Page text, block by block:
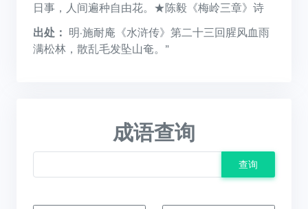
日事，人间遍种自由花。★陈毅《梅岭三章》诗
出处： 明·施耐庵《水浒传》第二十三回腥风血雨
满松林，散乱毛发坠山奄。”
成语查询
查询